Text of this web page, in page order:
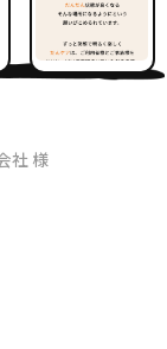
社 様